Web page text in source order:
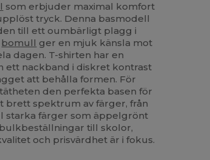
som erbjuder maximal komfort
tryck. Denna basmodell
till ett oumbärligt plagg i
bomull ger en mjuk känsla mot
dagen. T-shirten har en
ett nackband i diskret kontrast
att behålla formen. För
den perfekta basen för
brett spektrum av färger, från
starka färger som äppelgrönt
till skolor,
och prisvärdhet är i fokus.